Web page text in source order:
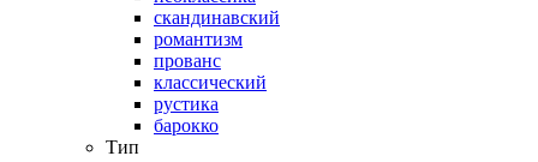
скандинавский
романтизм
прованс
классический
рустика
барокко
Тип